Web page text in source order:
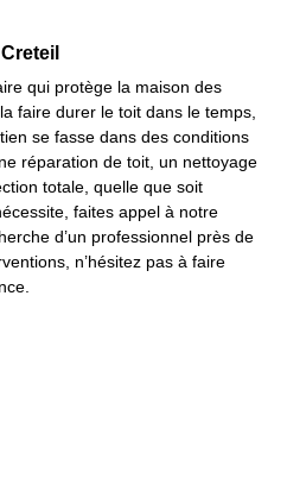
qui protège la maison des
faire durer le toit dans le temps,
se fasse dans des conditions
réparation de toit, un nettoyage
totale, quelle que soit
faites appel à notre
d’un professionnel près de
n’hésitez pas à faire